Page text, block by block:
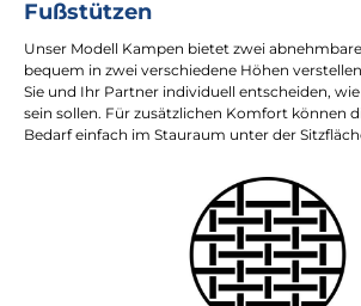
Fußstützen
Unser Modell Kampen bietet zwei
bequem in zwei verschiedene Höhen
Sie und Ihr Partner individuell entscheiden,
sein sollen. Für zusätzlichen Komfort können
Bedarf einfach im Stauraum unter der